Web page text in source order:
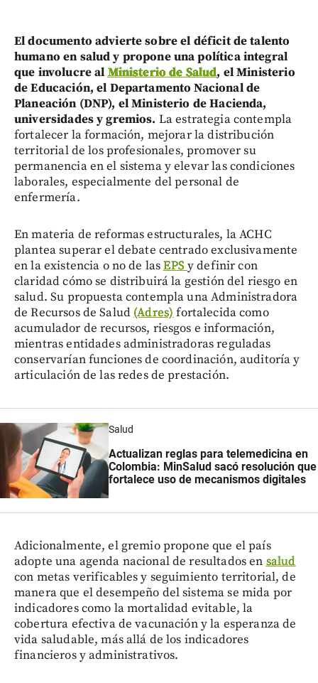
El documento advierte sobre el déficit de talento
humano en salud y propone una política integral
que involucre al Ministerio de Salud, el Ministerio
de Educación, el Departamento Nacional de
Planeación (DNP), el Ministerio de Hacienda,
universidades y gremios. La estrategia contempla
fortalecer la formación, mejorar la distribución
territorial de los profesionales, promover su
permanencia en el sistema y elevar las condiciones
laborales, especialmente del personal de
enfermería.
En materia de reformas estructurales, la ACHC
plantea superar el debate centrado exclusivamente
en la existencia o no de lasEPS y definir con
claridad cómo se distribuirá la gestión del riesgo en
salud. Su propuesta contempla una Administradora
de Recursos de Salud (Adres) fortalecida como
acumulador de recursos, riesgos e información,
mientras entidades administradoras reguladas
conservarían funciones de coordinación, auditoría y
articulación de las redes de prestación.
Salud
Actualizan reglas para telemedicina en
Colombia: MinSalud sacó resolución que
fortalece uso de mecanismos digitales
Adicionalmente, el gremio propone que el país
adopte una agenda nacional de resultados en salud
con metas verificables y seguimiento territorial, de
manera que el desempeño del sistema se mida por
indicadores como la mortalidad evitable, la
cobertura efectiva de vacunación y la esperanza de
vida saludable, más allá de los indicadores
financieros y administrativos.